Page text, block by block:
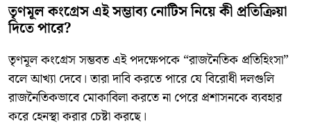
​তৃণমূল কংগ্রেস এই সম্ভাব্য নোটিস নিয়ে কী প্রতিক্রিয়া
দিতে পারে?
​তৃণমূল কংগ্রেস সম্ভবত এই পদক্ষেপকে “রাজনৈতিক প্রতিহিংসা”
বলে আখ্যা দেবে। তারা দাবি করতে পারে যে বিরোধী দলগুলি
রাজনৈতিকভাবে মোকাবিলা করতে না পেরে প্রশাসনকে ব্যবহার
করে হেনস্থা করার চেষ্টা করছে।